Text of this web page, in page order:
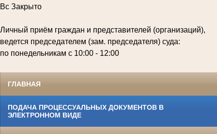
Вс Закрыто
Личный приём граждан и представителей (организаций),
ведется председателем (зам. председателя) суда:
по понедельникам с 10:00 - 12:00
ГЛАВНАЯ
ПОДАЧА ПРОЦЕССУАЛЬНЫХ ДОКУМЕНТОВ В
ЭЛЕКТРОННОМ ВИДЕ